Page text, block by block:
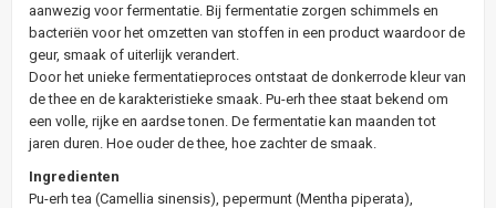
aanwezig voor fermentatie. Bij fermentatie zorgen schimmels en
bacteriën voor het omzetten van stoffen in een product waardoor de
geur, smaak of uiterlijk verandert.
Door het unieke fermentatieproces ontstaat de donkerrode kleur van
de thee en de karakteristieke smaak. Pu-erh thee staat bekend om
een volle, rijke en aardse tonen. De fermentatie kan maanden tot
jaren duren. Hoe ouder de thee, hoe zachter de smaak.
Ingredienten
Pu-erh tea (Camellia sinensis), pepermunt (Mentha piperata),